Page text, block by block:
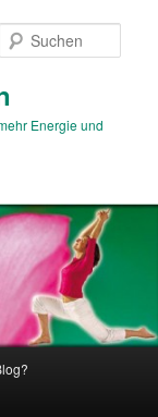
Energie und